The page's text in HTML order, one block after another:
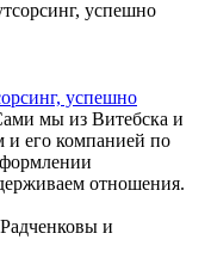
успешно
мы из Витебска и
и его компанией по
отношения.